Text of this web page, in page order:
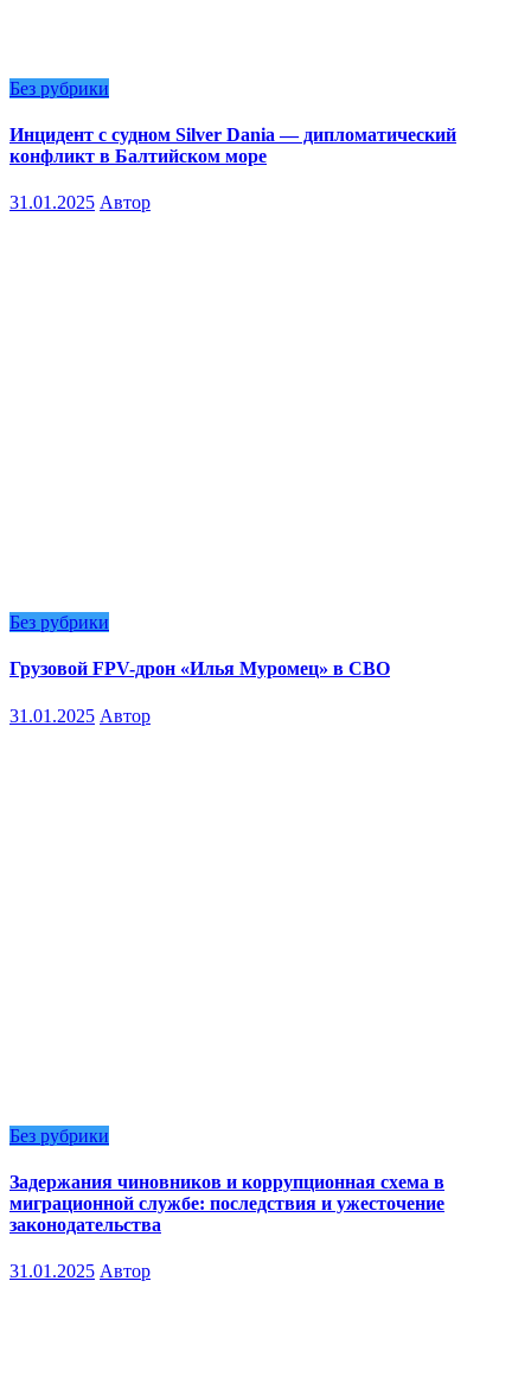
Без рубрики
Инцидент с судном Silver Dania — дипломатический
конфликт в Балтийском море
31.01.2025 Автор
Без рубрики
Грузовой FPV-дрон «Илья Муромец» в СВО
31.01.2025 Автор
Без рубрики
Задержания чиновников и коррупционная схема в
миграционной службе: последствия и ужесточение
законодательства
31.01.2025 Автор